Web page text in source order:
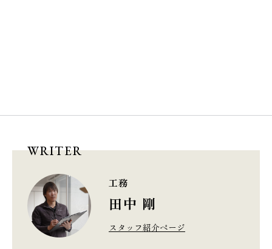
WRITER
工務
田中 剛
スタッフ紹介ページ